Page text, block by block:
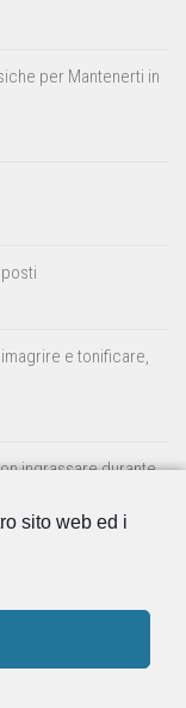
sito web ed i
per Mantenerti in
e tonificare,
ingrassare durante